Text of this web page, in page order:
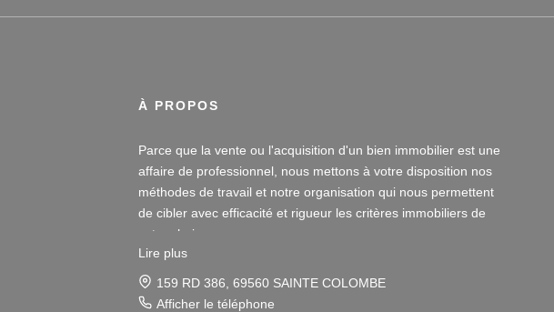
À PROPOS
Parce que la vente ou l'acquisition d'un bien immobilier est une
affaire de professionnel, nous mettons à votre disposition nos
méthodes de travail et notre organisation qui nous permettent
de cibler avec efficacité et rigueur les critères immobiliers de
votre choix.
Notre disponibilité et notre écoute au sein de nos agences
immobilières à Vienne et Sainte Colombe les Vienne, au Sud de
Lire plus
159 RD 386, 69560 SAINTE COLOMBE
Afficher le téléphone